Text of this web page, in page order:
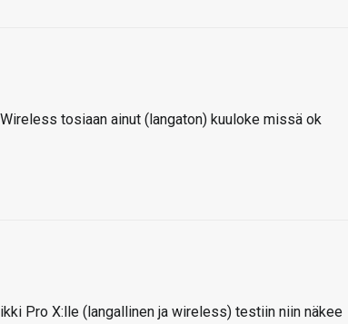
tosiaan ainut (langaton) kuuloke missä ok
Pro X:lle (langallinen ja wireless) testiin niin näkee